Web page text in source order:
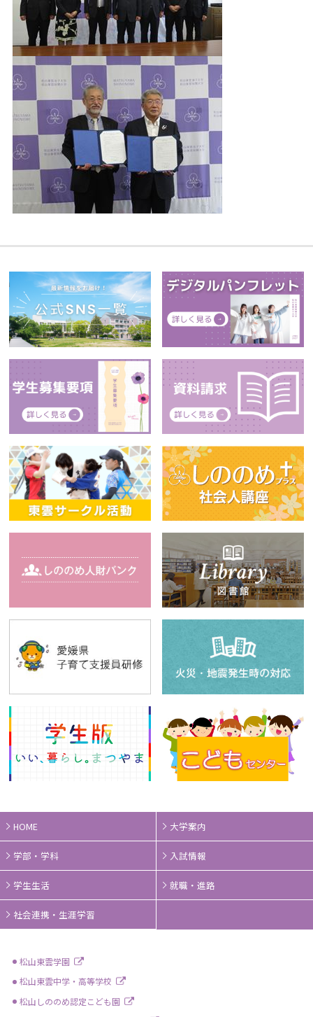
HOME 大学案内
学部・学科 入試情報
学生生活 就職・進路
社会連携・生涯学習
松山東雲学園
松山東雲中学・高等学校
松山しののめ認定こども園